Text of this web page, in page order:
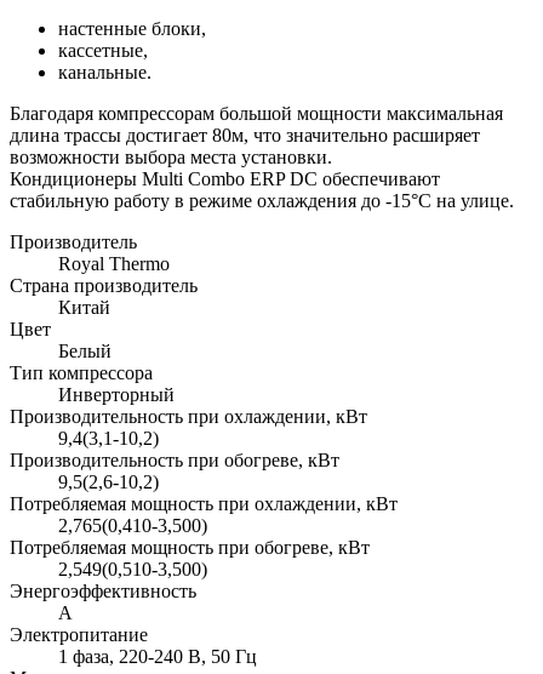
настенные блоки,
кассетные,
канальные.
Благодаря компрессорам большой мощности максимальная
длина трассы достигает 80м, что значительно расширяет
возможности выбора места установки.
Кондиционеры Multi Combo ERP DC обеспечивают
стабильную работу в режиме охлаждения до -15°С на улице.
Производитель
Royal Thermo
Страна производитель
Китай
Цвет
Белый
Тип компрессора
Инверторный
Производительность при охлаждении, кВт
9,4(3,1-10,2)
Производительность при обогреве, кВт
9,5(2,6-10,2)
Потребляемая мощность при охлаждении, кВт
2,765(0,410-3,500)
Потребляемая мощность при обогреве, кВт
2,549(0,510-3,500)
Энергоэффективность
A
Электропитание
1 фаза, 220-240 В, 50 Гц